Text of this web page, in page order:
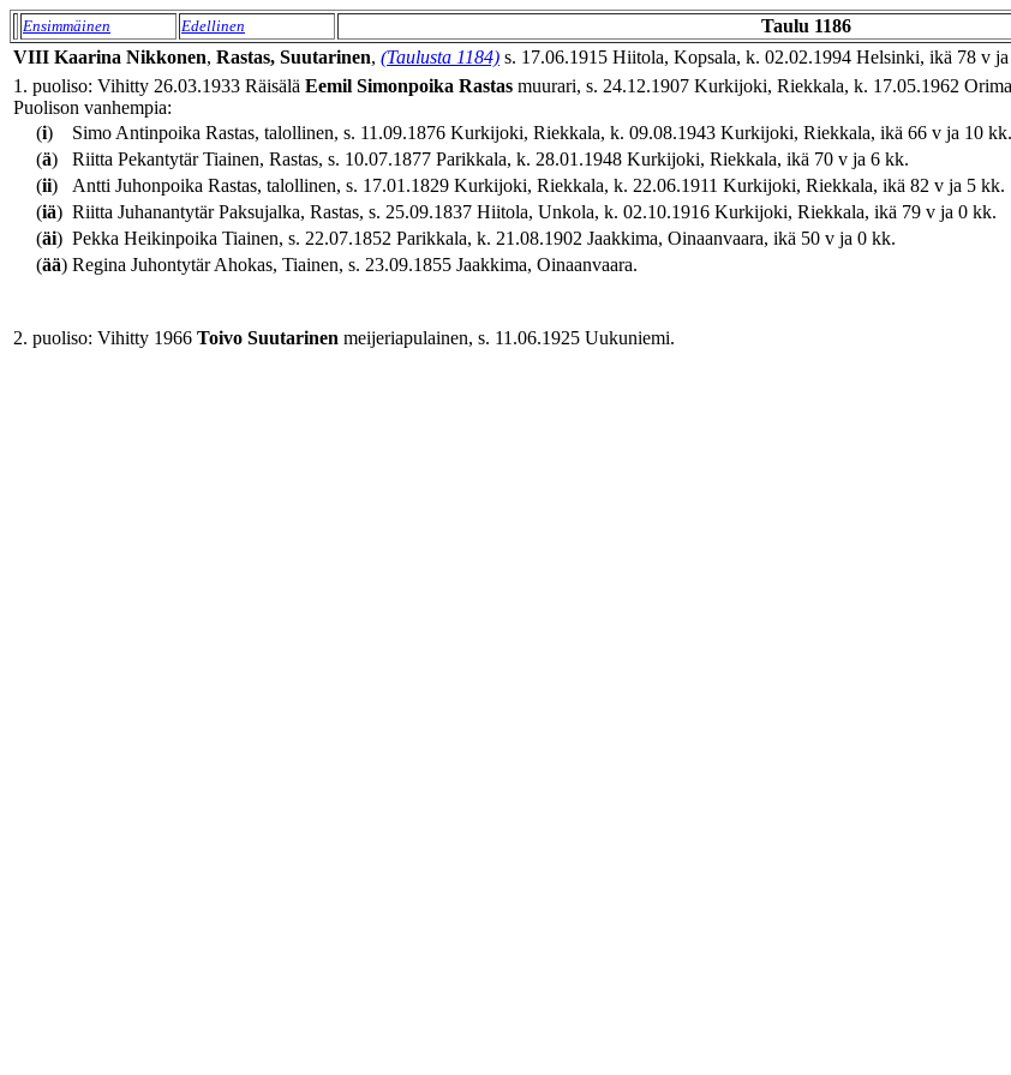
Ensimmäinen Edellinen Taulu 1186
VIII Kaarina Nikkonen, Rastas, Suutarinen, (Taulusta 1184) s. 17.06.1915 Hiitola, Kopsala, k. 02.02.1994 Helsinki, ikä 78 v
1. puoliso: Vihitty 26.03.1933 Räisälä Eemil Simonpoika Rastas muurari, s. 24.12.1907 Kurkijoki, Riekkala, k. 17.05.1962
Puolison vanhempia:
(i)
Simo Antinpoika Rastas, talollinen, s. 11.09.1876 Kurkijoki, Riekkala, k. 09.08.1943 Kurkijoki, Riekkala, ikä 66 v ja 10 kk.
(ä)
Riitta Pekantytär Tiainen, Rastas, s. 10.07.1877 Parikkala, k. 28.01.1948 Kurkijoki, Riekkala, ikä 70 v ja 6 kk.
(ii)
Antti Juhonpoika Rastas, talollinen, s. 17.01.1829 Kurkijoki, Riekkala, k. 22.06.1911 Kurkijoki, Riekkala, ikä 82 v ja 5 kk.
(iä) Riitta Juhanantytär Paksujalka, Rastas, s. 25.09.1837 Hiitola, Unkola, k. 02.10.1916 Kurkijoki, Riekkala, ikä 79 v ja 0 kk.
(äi) Pekka Heikinpoika Tiainen, s. 22.07.1852 Parikkala, k. 21.08.1902 Jaakkima, Oinaanvaara, ikä 50 v ja 0 kk.
(ää) Regina Juhontytär Ahokas, Tiainen, s. 23.09.1855 Jaakkima, Oinaanvaara.
2. puoliso: Vihitty 1966 Toivo Suutarinen meijeriapulainen, s. 11.06.1925 Uukuniemi.